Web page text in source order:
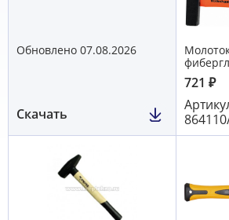
Обновлено 07.08.2026
Скачать
721 ₽